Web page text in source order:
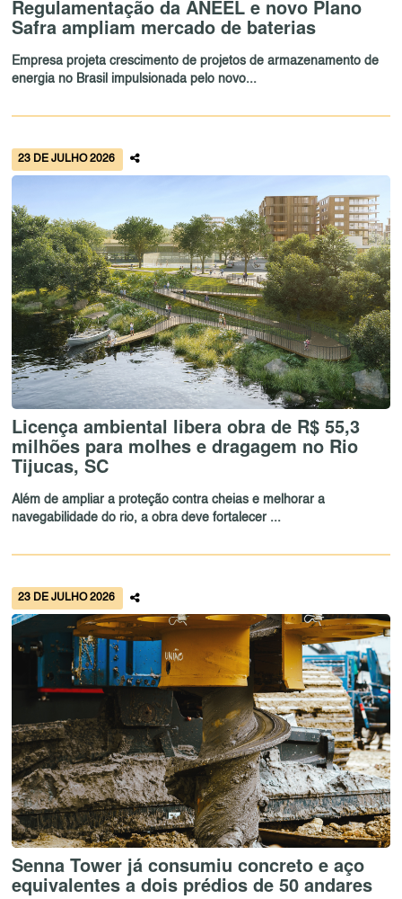
Regulamentação da ANEEL e novo Plano
Safra ampliam mercado de baterias
Empresa projeta crescimento de projetos de armazenamento de
energia no Brasil impulsionada pelo novo...
23 DE JULHO 2026
Licença ambiental libera obra de R$ 55,3
milhões para molhes e dragagem no Rio
Tijucas, SC
Além de ampliar a proteção contra cheias e melhorar a
navegabilidade do rio, a obra deve fortalecer ...
23 DE JULHO 2026
Senna Tower já consumiu concreto e aço
equivalentes a dois prédios de 50 andares